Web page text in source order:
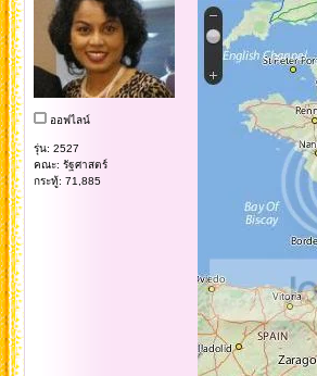
ออฟไลน์
รุ่น: 2527
คณะ: รัฐศาสตร์
กระทู้: 71,885